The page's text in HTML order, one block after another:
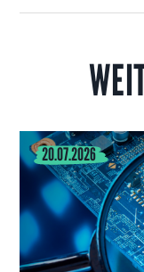
20.07.2026